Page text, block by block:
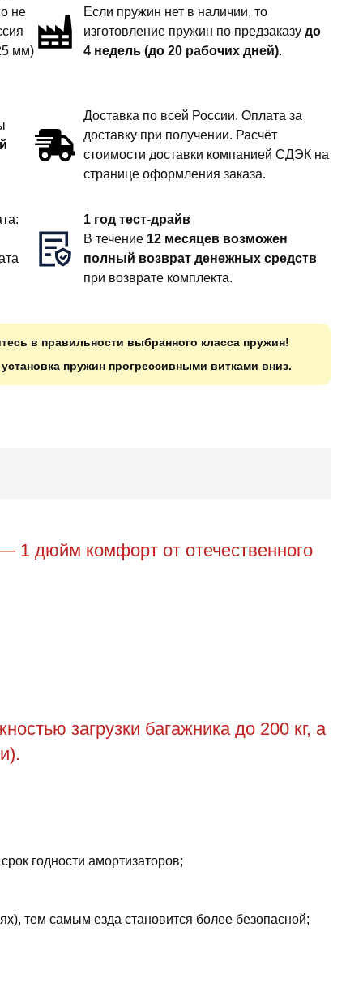
не
мм)
Если пружин нет в наличии, то
изготовление пружин по предзаказудо
4 недель (до 20 рабочих дней).
Доставка по всей России. Оплата за
доставку при получении. Расчёт
стоимости доставки компанией СДЭК на
странице оформления заказа.
1 год тест-драйв
В течение 12 месяцев возможен
полный возврат денежных средств
при возврате комплекта.
в правильности выбранного класса пружин!
пружин прогрессивными витками вниз.
1 дюйм комфорт от отечественного
загрузки багажника до 200 кг, а
годности амортизаторов;
тем самым езда становится более безопасной;